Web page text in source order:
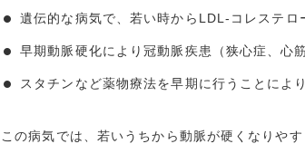
遺伝的な病気で、若い時からLDL-コレステロ
早期動脈硬化により冠動脈疾患（狭心症、心
スタチンなど薬物療法を早期に行うことによ
この病気では、若いうちから動脈が硬くなりや